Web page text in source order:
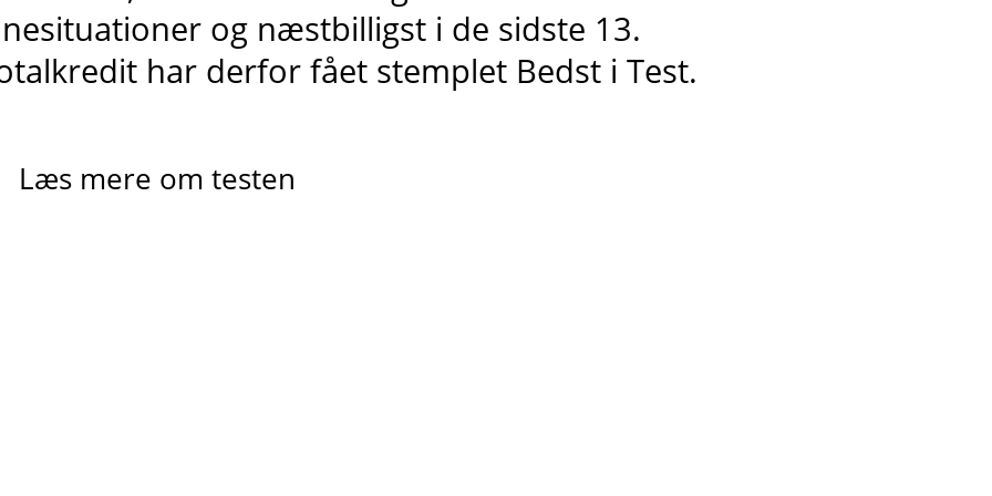
og næstbilligsti de sidste 13.
har derfor fået stemplet Bedst i Test.
Læs mere om testen